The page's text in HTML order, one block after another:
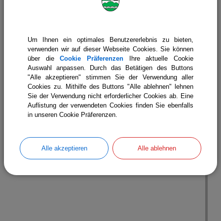
Beratung
Um Ihnen ein optimales Benutzererlebnis zu bieten,
verwenden wir auf dieser Webseite Cookies. Sie können
über dieCookie Präferenzen Ihre aktuelle Cookie
Auswahl anpassen. Durch das Betätigen des Buttons
"Alle akzeptieren" stimmen Sie der Verwendung aller
Cookies zu. Mithilfe des Buttons "Alle ablehnen" lehnen
Sie der Verwendung nicht erforderlicher Cookies ab. Eine
Auflistung der verwendeten Cookies finden Sie ebenfalls
in unseren Cookie Präferenzen.
Alle akzeptieren Alle ablehnen